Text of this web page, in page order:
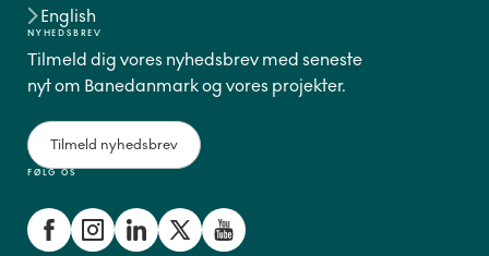
English
FØLG OS
NYHEDSBREV
Tilmeld dig vores nyhedsbrev med seneste
nyt om Banedanmark og vores projekter.
Tilmeld nyhedsbrev